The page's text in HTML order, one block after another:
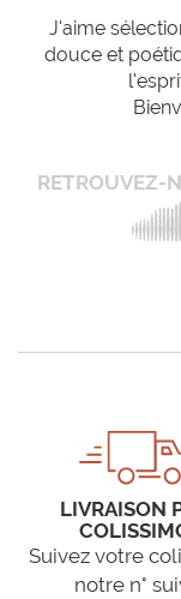
J'aime
douce et
RETROUVEZ-
LIVRAISON
Suivez votre
notre n°